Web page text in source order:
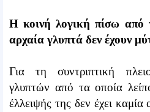
Η κοινή λογική πίσω από
αρχαία γλυπτά δεν έχουν
Για τη συντριπτική
γλυπτών από τα οποία
έλλειψής της δεν έχει